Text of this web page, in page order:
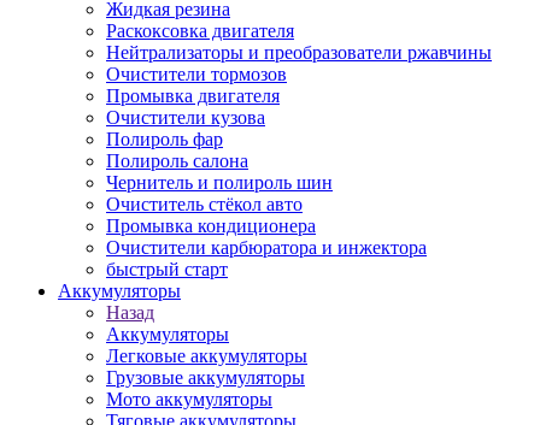
Жидкая резина
Раскоксовка двигателя
Нейтрализаторы и преобразователи ржавчины
Очистители тормозов
Промывка двигателя
Очистители кузова
Полироль фар
Полироль салона
Чернитель и полироль шин
Очиститель стёкол авто
Промывка кондиционера
Очистители карбюратора и инжектора
быстрый старт
Аккумуляторы
Назад
Аккумуляторы
Легковые аккумуляторы
Грузовые аккумуляторы
Мото аккумуляторы
Тяговые аккумуляторы